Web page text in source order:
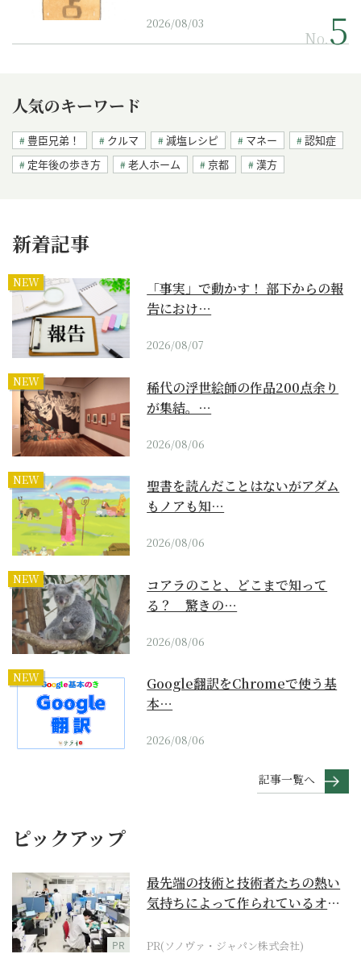
2026/08/03
No.
人気のキーワード
豊臣兄弟！ クルマ 減塩レシピ マネー
認知症
定年後の歩き方
老人ホーム 京都 漢方
新着記事
NEW
「事実」で動かす！ 部下からの報
告におけ…
2026/08/07
NEW
稀代の浮世絵師の作品200点余り
が集結。…
2026/08/06
NEW
聖書を読んだことはないがアダム
もノアも知…
2026/08/06
NEW
コアラのこと、どこまで知って
る？ 驚きの…
2026/08/06
NEW
Google翻訳をChromeで使う基
本…
2026/08/06
記事一覧へ
ピックアップ
PR
最先端の技術と技術者たちの熱い
気持ちによって作られているオー
PR(ソノヴァ・ジャパン株式会社)